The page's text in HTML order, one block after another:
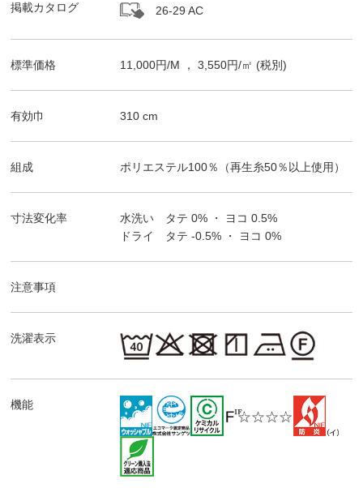
掲載カタログ 26-29 AC
標準価格 11,000円/M ，3,550円/㎡ (税別)
有効巾 310 cm
組成 ポリエステル100％（再生糸50％以上使用）
寸法変化率 水洗い タテ0% ・ ヨコ0.5%
ドライ タテ-0.5% ・ ヨコ0%
注意事項
洗濯表示
機能